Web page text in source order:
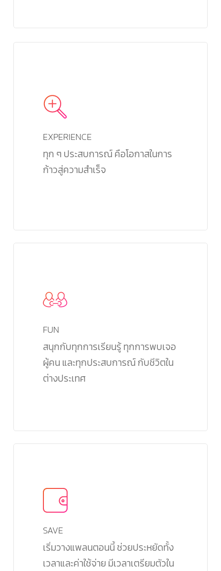
EXPERIENCE
ทุก ๆ ประสบการณ์ คือโอกาสในการ
ก้าวสู่ความสำเร็จ
FUN
สนุกกับทุกการเรียนรู้ ทุกการพบเจอ
ผู้คน และทุกประสบการณ์ กับชีวิตใน
ต่างประเทศ
SAVE
เริ่มวางแพลนตอนนี้ ช่วยประหยัดทั้ง
เวลาและค่าใช้จ่าย มีเวลาเตรียมตัวใน